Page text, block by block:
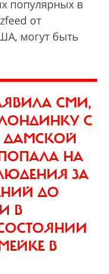
популярных в
от
могут быть
СМИ,
С
ДАМСКОЙ
НА
ЗА
ДО
В
В